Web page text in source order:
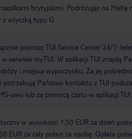
brytyjskimi. Podróżując na Maltę
wtyczką typu G.
poprzez TUI Service Center 24/7:
serwisie myTUI. W aplikacji TUI znajdą
i miejsca wypoczynku. Za jej
potrzebują Państwo kontaktu z TUI
owo lub za pomocą czatu w aplikacji TUI.
w wysokości 1,50 EUR za dzień
EUR za cały pobyt za osobę. Opłata